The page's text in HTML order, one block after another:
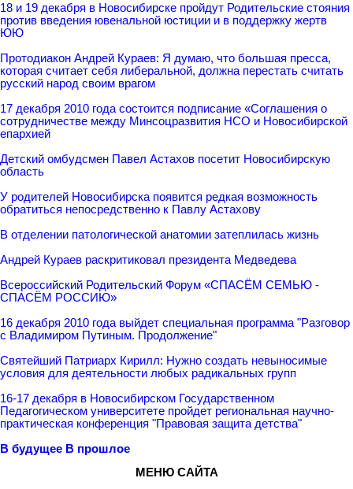
18 и 19 декабря в Новосибирске пройдут Родительские стояния
против введения ювенальной юстиции и в поддержку жертв
ЮЮ
Протодиакон Андрей Кураев: Я думаю, что большая пресса,
которая считает себя либеральной, должна перестать считать
русский народ своим врагом
17 декабря 2010 года состоится подписание «Соглашения о
сотрудничестве между Минсоцразвития НСО и Новосибирской
епархией
Детский омбудсмен Павел Астахов посетит Новосибирскую
область
У родителей Новосибирска появится редкая возможность
обратиться непосредственно к Павлу Астахову
В отделении патологической анатомии затеплилась жизнь
Андрей Кураев раскритиковал президента Медведева
Всероссийский Родительский Форум «СПАСЁМ СЕМЬЮ -
СПАСЁМ РОССИЮ»
16 декабря 2010 года выйдет специальная программа "Разговор
с Владимиром Путиным. Продолжение"
Святейший Патриарх Кирилл: Нужно создать невыносимые
условия для деятельности любых радикальных групп
16-17 декабря в Новосибирском Государственном
Педагогическом университете пройдет региональная научно-
практическая конференция "Правовая защита детства"
В будущее В прошлое
МЕНЮ САЙТА